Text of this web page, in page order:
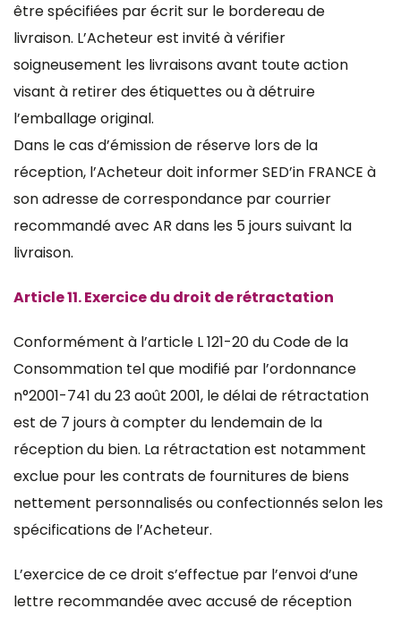
être spécifiées par écrit sur le bordereau de
livraison. L’Acheteur est invité à vérifier
soigneusement les livraisons avant toute action
visant à retirer des étiquettes ou à détruire
l’emballage original.
Dans le cas d’émission de réserve lors de la
réception, l’Acheteur doit informer SED’in FRANCE à
son adresse de correspondance par courrier
recommandé avec AR dans les 5 jours suivant la
livraison.
Article 11. Exercice du droit de rétractation
Conformément à l’article L 121-20 du Code de la
Consommation tel que modifié par l’ordonnance
n°2001-741 du 23 août 2001, le délai de rétractation
est de 7 jours à compter du lendemain de la
réception du bien. La rétractation est notamment
exclue pour les contrats de fournitures de biens
nettement personnalisés ou confectionnés selon les
spécifications de l’Acheteur.
L’exercice de ce droit s’effectue par l’envoi d’une
lettre recommandée avec accusé de réception